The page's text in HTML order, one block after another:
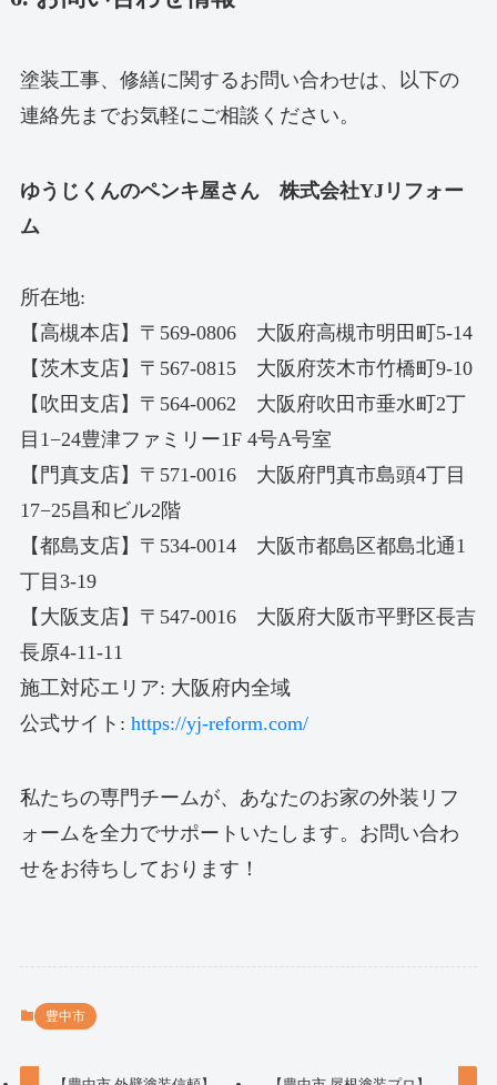
塗装工事、修繕に関するお問い合わせは、以下の
連絡先までお気軽にご相談ください。
ゆうじくんのペンキ屋さん 株式会社YJリフォー
ム
所在地:
【高槻本店】〒569-0806 大阪府高槻市明田町5-14
【茨木支店】〒567-0815 大阪府茨木市竹橋町9-10
【吹田支店】〒564-0062 大阪府吹田市垂水町2丁
目1−24豊津ファミリー1F 4号A号室
【門真支店】〒571-0016 大阪府門真市島頭4丁目
17−25昌和ビル2階
【都島支店】〒534-0014 大阪市都島区都島北通1
丁目3-19
【大阪支店】〒547-0016 大阪府大阪市平野区長吉
長原4-11-11
施工対応エリア: 大阪府内全域
公式サイト: https://yj-reform.com/
私たちの専門チームが、あなたのお家の外装リフ
ォームを全力でサポートいたします。お問い合わ
せをお待ちしております！
豊中市